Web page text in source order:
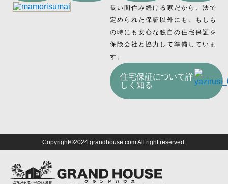
長い間住み続ける家だから、法で
定められた保証以外にも、もしも
の時にも安心な独自の住宅保証を
保険会社と協力して準備していま
す。
住宅保証について詳
しく知る
Copyright©2024 grandhouse.com All right reserved.